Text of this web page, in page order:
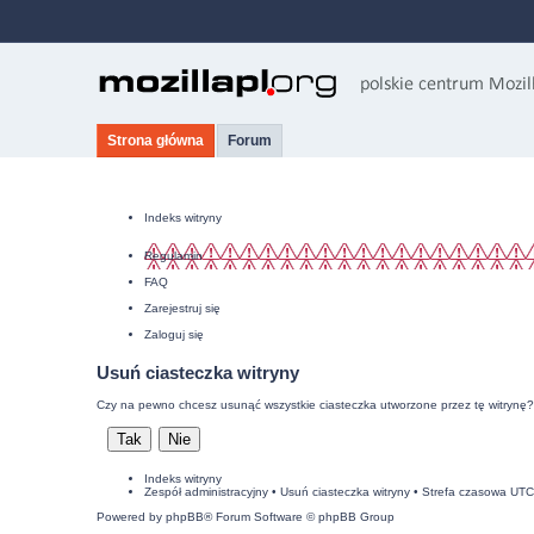
Strona główna Forum
Indeks witryny
Regulamin
FAQ
Zarejestruj się
Zaloguj się
Usuń ciasteczka witryny
Czy na pewno chcesz usunąć wszystkie ciasteczka utworzone przez tę witrynę?
Indeks witryny
Zespół administracyjny• Usuń ciasteczka witryny• Strefa czasowa
Powered by phpBB® Forum Software © phpBB Group